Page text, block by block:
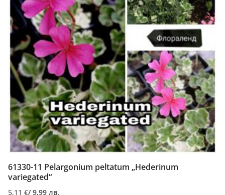
61330-11 Pelargonium peltatum „Hederinum
variegated“
5.11 €/ 9.99 лв.